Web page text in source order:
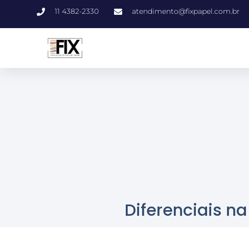
11 4382-2330 atendimento@fixpapel.com.br
Diferenciais